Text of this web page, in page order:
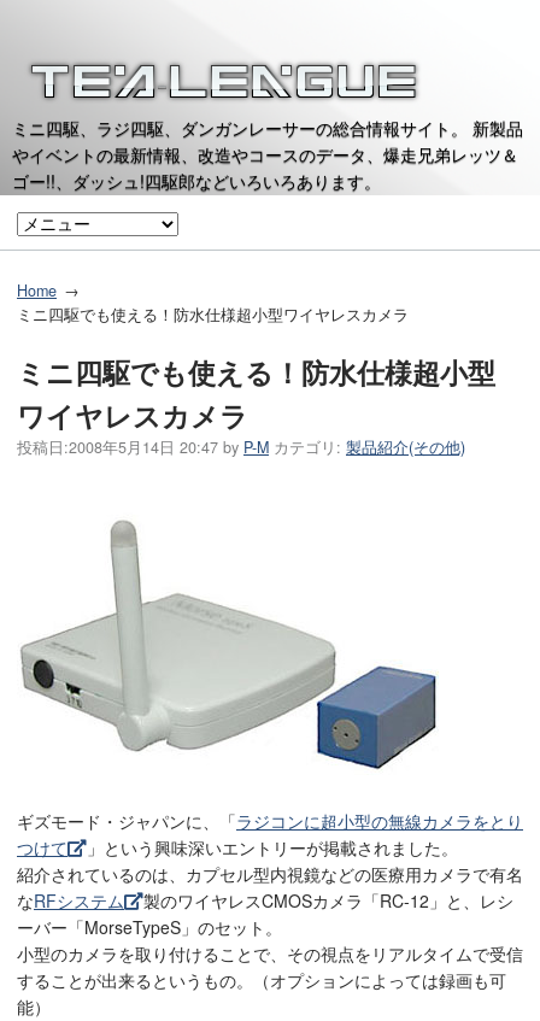
ミニ四駆、ラジ四駆、ダンガンレーサーの総合情報サイト。 新製品
やイベントの最新情報、改造やコースのデータ、爆走兄弟レッツ＆
ゴー!!、ダッシュ!四駆郎などいろいろあります。
Home
ミニ四駆でも使える！防水仕様超小型ワイヤレスカメラ
ミニ四駆でも使える！防水仕様超小型
ワイヤレスカメラ
投稿日:2008年5月14日 20:47 by P-M カテゴリ: 製品紹介(その他)
ギズモード・ジャパンに、「ラジコンに超小型の無線カメラをとり
つけて
」という興味深いエントリーが掲載されました。
紹介されているのは、カプセル型内視鏡などの医療用カメラで有名
なRFシステム
製のワイヤレスCMOSカメラ「RC-12」と、レシ
ーバー「MorseTypeS」のセット。
小型のカメラを取り付けることで、その視点をリアルタイムで受信
することが出来るというもの。（オプションによっては録画も可
能）